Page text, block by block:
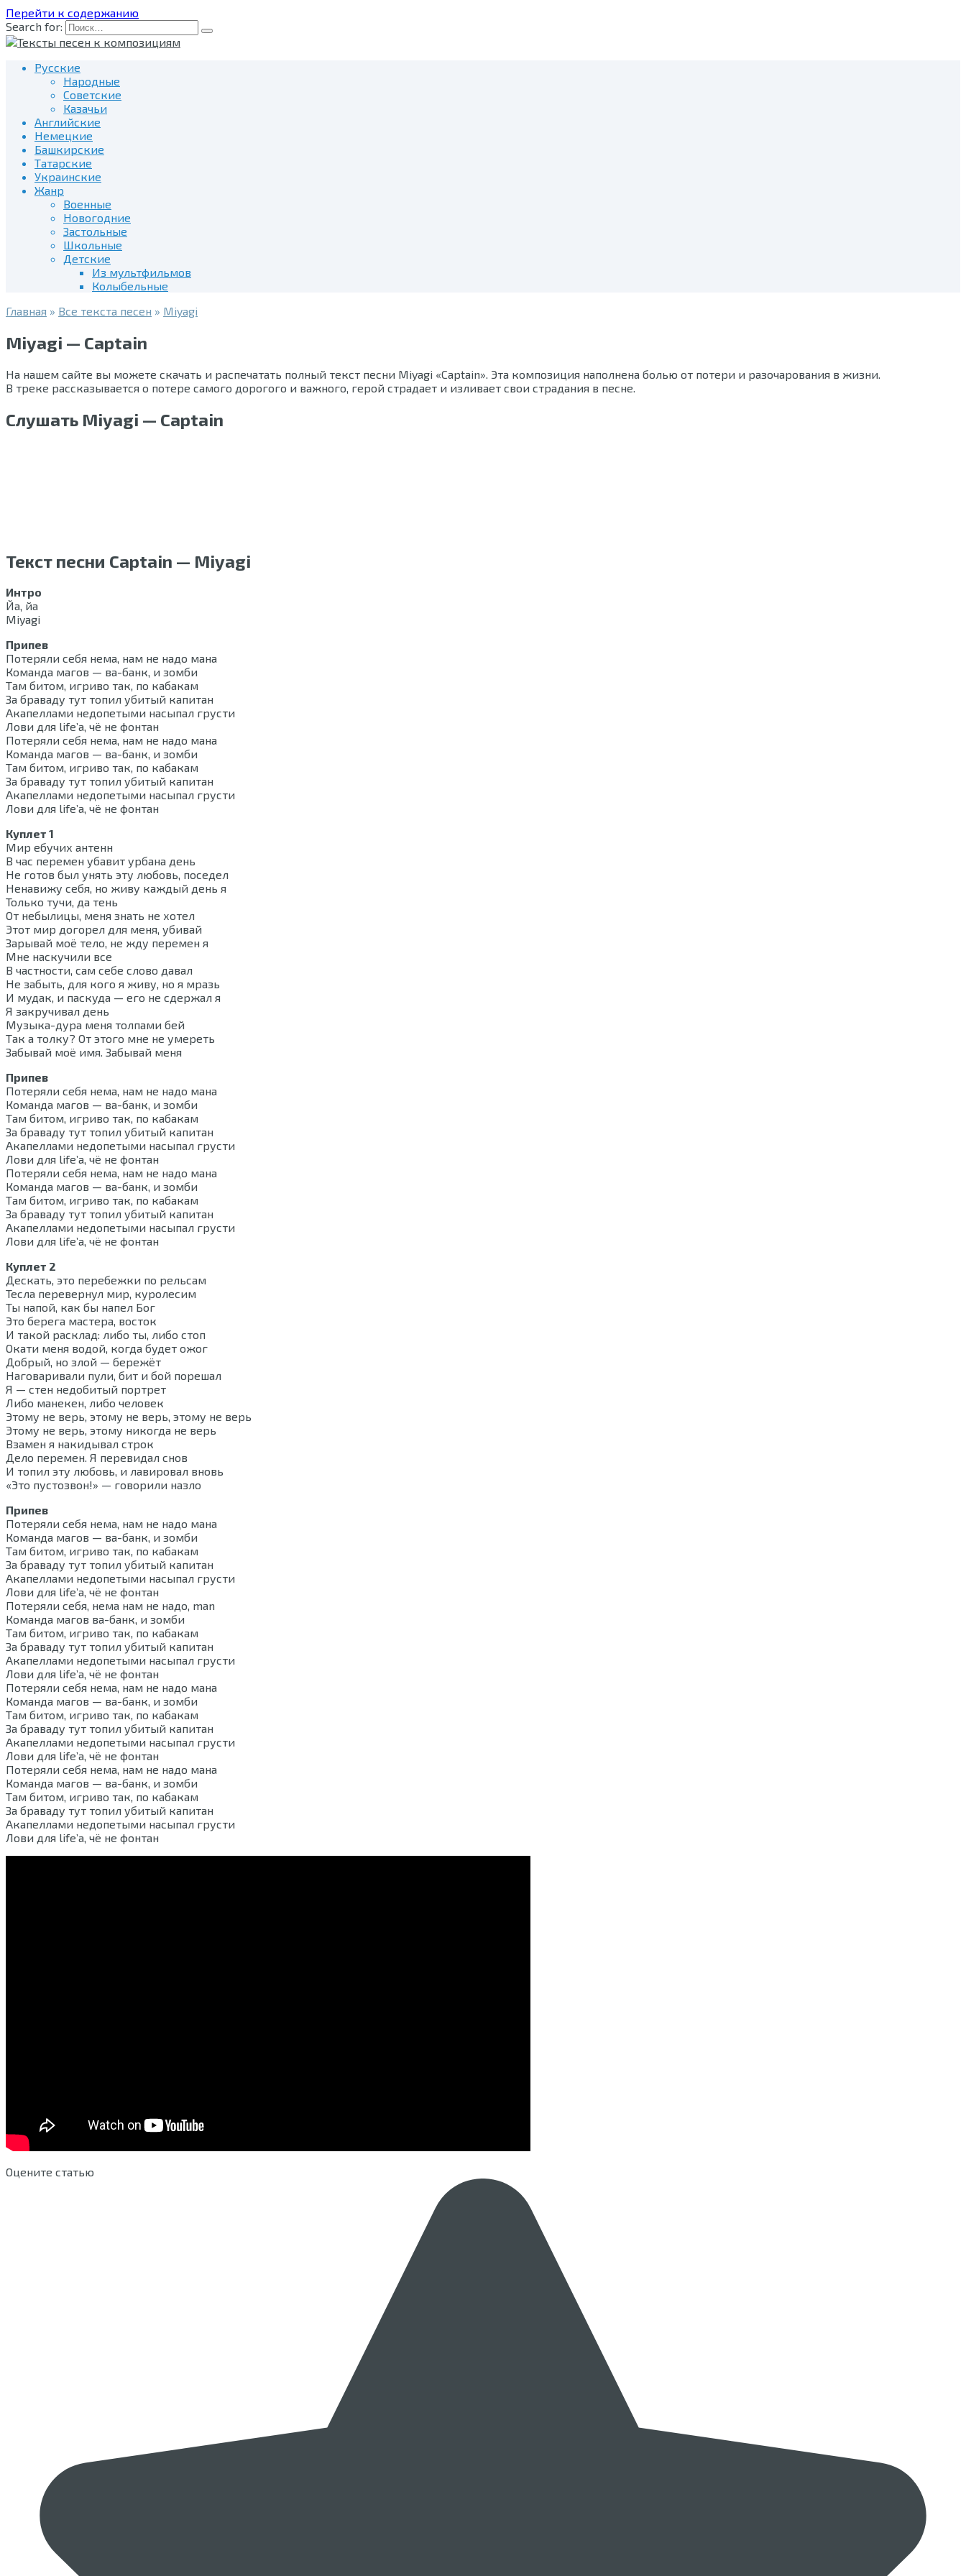
Перейти к содержанию
Search for:
Русские
Народные
Советские
Казачьи
Английские
Немецкие
Башкирские
Татарские
Украинские
Жанр
Военные
Новогодние
Застольные
Школьные
Детские
Из мультфильмов
Колыбельные
Главная » Все текста песен » Miyagi
Miyagi — Captain
На нашем сайте вы можете скачать и распечатать полный текст песни Miyagi «Captain». Эта композиция наполнена болью от потери и разочарования в жизни.
В треке рассказывается о потере самого дорогого и важного, герой страдает и изливает свои страдания в песне.
Слушать Miyagi — Captain
Текст песни Captain — Miyagi
Интро
Йа, йа
Miyagi
Припев
Потеряли себя нема, нам не надо мана
Команда магов — ва-банк, и зомби
Там битом, игриво так, по кабакам
За браваду тут топил убитый капитан
Акапеллами недопетыми насыпал грусти
Лови для life’а, чё не фонтан
Потеряли себя нема, нам не надо мана
Команда магов — ва-банк, и зомби
Там битом, игриво так, по кабакам
За браваду тут топил убитый капитан
Акапеллами недопетыми насыпал грусти
Лови для life’а, чё не фонтан
Куплет 1
Мир ебучих антенн
В час перемен убавит урбана день
Не готов был унять эту любовь, поседел
Ненавижу себя, но живу каждый день я
Только тучи, да тень
От небылицы, меня знать не хотел
Этот мир догорел для меня, убивай
Зарывай моё тело, не жду перемен я
Мне наскучили все
В частности, сам себе слово давал
Не забыть, для кого я живу, но я мразь
И мудак, и паскуда — его не сдержал я
Я закручивал день
Музыка-дура меня толпами бей
Так а толку? От этого мне не умереть
Забывай моё имя. Забывай меня
Припев
Потеряли себя нема, нам не надо мана
Команда магов — ва-банк, и зомби
Там битом, игриво так, по кабакам
За браваду тут топил убитый капитан
Акапеллами недопетыми насыпал грусти
Лови для life’а, чё не фонтан
Потеряли себя нема, нам не надо мана
Команда магов — ва-банк, и зомби
Там битом, игриво так, по кабакам
За браваду тут топил убитый капитан
Акапеллами недопетыми насыпал грусти
Лови для life’а, чё не фонтан
Куплет 2
Дескать, это перебежки по рельсам
Тесла перевернул мир, куролесим
Ты напой, как бы напел Бог
Это берега мастера, восток
И такой расклад: либо ты, либо стоп
Окати меня водой, когда будет ожог
Добрый, но злой — бережёт
Наговаривали пули, бит и бой порешал
Я — стен недобитый портрет
Либо манекен, либо человек
Этому не верь, этому не верь, этому не верь
Этому не верь, этому никогда не верь
Взамен я накидывал строк
Дело перемен. Я перевидал снов
И топил эту любовь, и лавировал вновь
«Это пустозвон!» — говорили назло
Припев
Потеряли себя нема, нам не надо мана
Команда магов — ва-банк, и зомби
Там битом, игриво так, по кабакам
За браваду тут топил убитый капитан
Акапеллами недопетыми насыпал грусти
Лови для life’а, чё не фонтан
Потеряли себя, нема нам не надо, man
Команда магов ва-банк, и зомби
Там битом, игриво так, по кабакам
За браваду тут топил убитый капитан
Акапеллами недопетыми насыпал грусти
Лови для life’а, чё не фонтан
Потеряли себя нема, нам не надо мана
Команда магов — ва-банк, и зомби
Там битом, игриво так, по кабакам
За браваду тут топил убитый капитан
Акапеллами недопетыми насыпал грусти
Лови для life’а, чё не фонтан
Потеряли себя нема, нам не надо мана
Команда магов — ва-банк, и зомби
Там битом, игриво так, по кабакам
За браваду тут топил убитый капитан
Акапеллами недопетыми насыпал грусти
Лови для life’а, чё не фонтан
Оцените статью